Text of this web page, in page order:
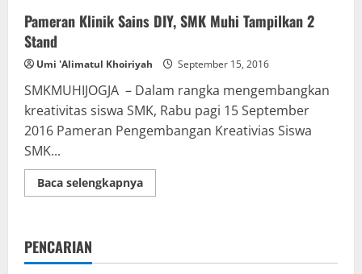
Pameran Klinik Sains DIY, SMK Muhi Tampilkan 2
Stand
Umi 'Alimatul Khoiriyah September 15, 2016
SMKMUHIJOGJA – Dalam rangka mengembangkan
kreativitas siswa SMK, Rabu pagi 15 September
2016 Pameran Pengembangan Kreativias Siswa
SMK...
Baca selengkapnyaRead
more
SMK
PENCARIAN